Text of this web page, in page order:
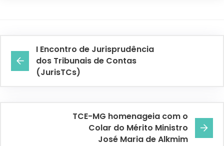
I Encontro de Jurisprudência
dos Tribunais de Contas
(JurisTCs)
TCE-MG homenageia com o
Colar do Mérito Ministro
José Maria de Alkmim